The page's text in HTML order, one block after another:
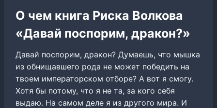
О чем книга Риска Волкова
«Давай поспорим, дракон?»
Давай поспорим, дракон? Думаешь, что мышка
из обнищавшего рода не может победить на
твоем императорском отборе? А вот я смогу.
Хотя бы потому, что я не та, за кого себя
выдаю. На самом деле я из другого мира. И